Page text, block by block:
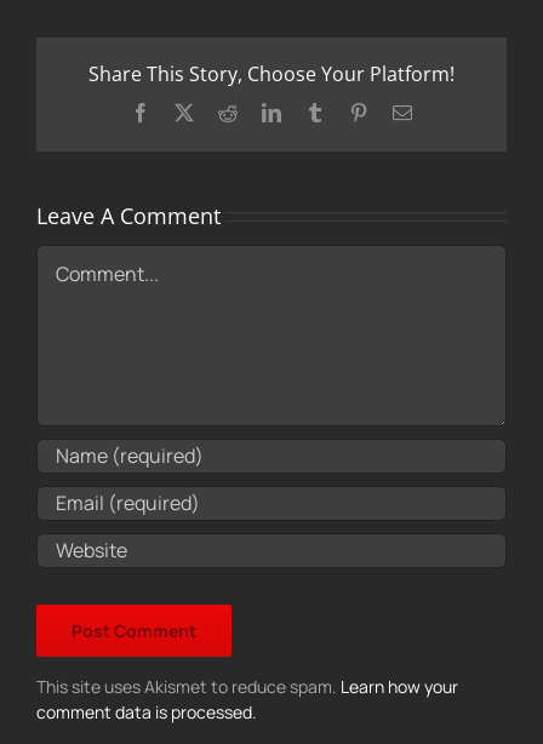
Share This Story, Choose Your Platform!
Facebook RedditLinkedInTumblr PinterestEmail
Leave A Comment
Comment
This site uses Akismet to reduce spam. Learn how your
comment data is processed.